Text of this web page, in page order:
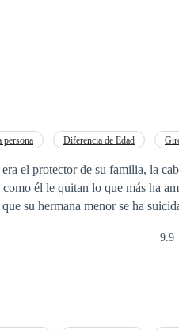
persona Diferencia de Edad
el protector de su familia, la
él le quitan lo que más ha
su hermana menor se ha
que le permitirá
que Marco podrá alcanzar, aun a
9.9